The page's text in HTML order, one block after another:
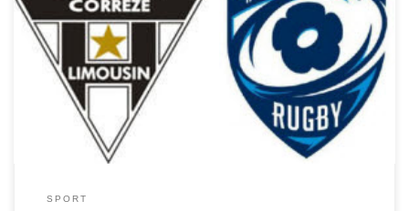
Rugby) sur la pelouse d’Amédée-Domenech, gorgée d’eau : ça
s’arrose! Une troisième ligne puissante, étonnement composée
de Sisa, Waqaniburotu et Hauman ; une charnière aux coups de
pieds à suivre efficaces ; une botte précise de l’arrière Gaëtan
Germain et, surtout, une solidarité à toute épreuve, voilà les
ingrédients d’une victoire bien méritée! En effet, les Brivistes n’ont
SPORT